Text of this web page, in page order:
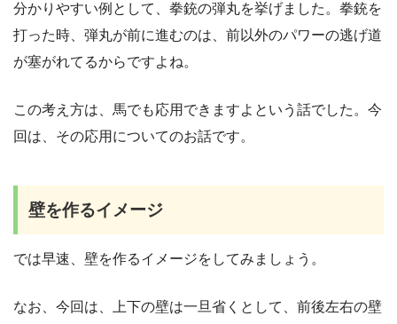
分かりやすい例として、拳銃の弾丸を挙げました。拳銃を
打った時、弾丸が前に進むのは、前以外のパワーの逃げ道
が塞がれてるからですよね。
この考え方は、馬でも応用できますよという話でした。今
回は、その応用についてのお話です。
壁を作るイメージ
では早速、壁を作るイメージをしてみましょう。
なお、今回は、上下の壁は一旦省くとして、前後左右の壁